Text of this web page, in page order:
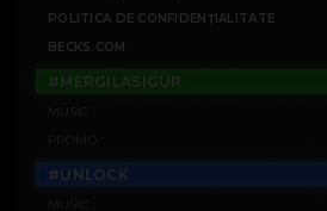
POLITICA DE CONFIDENȚIALITATE
BECKS.COM
#MERGILASIGUR
#UNLOCK